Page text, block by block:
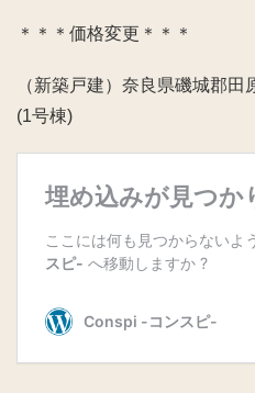
＊＊＊価格変更＊＊＊
（新築戸建）奈良県磯城郡
(1号棟)